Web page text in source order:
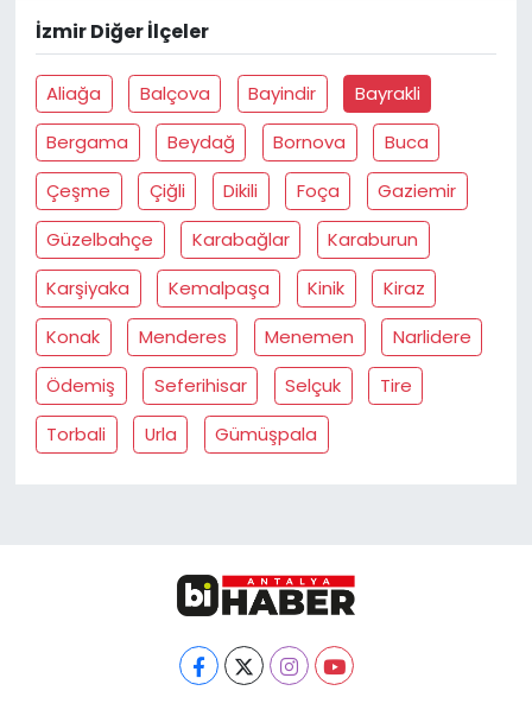
İzmir Diğer İlçeler
Aliağa Balçova Bayindir
Bayrakli
Bergama
Beydağ Bornova
Buca
Çeşme
Çiğli Dikili Foça
Gaziemir
Güzelbahçe
Karabağlar
Karaburun
Karşiyaka
Kemalpaşa Kinik
Kiraz
Konak
Menderes Menemen
Narlidere
Ödemiş
Seferihisar Selçuk
Tire
Torbali
Urla Gümüşpala